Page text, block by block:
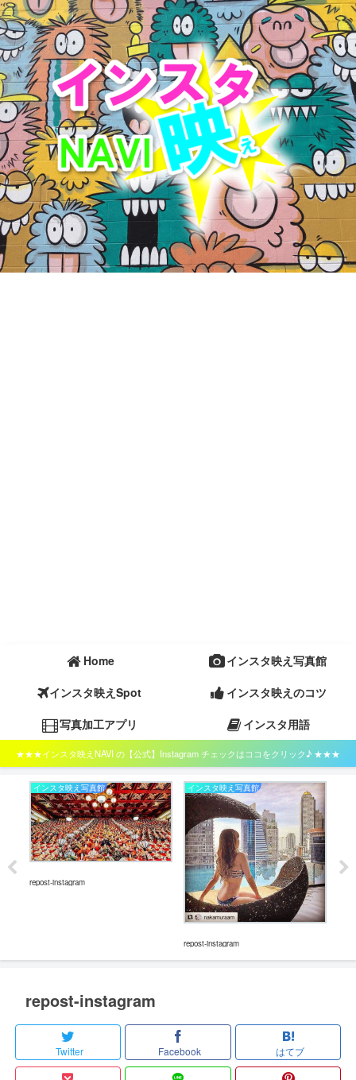
Home
インスタ映え写真館
インスタ映えSpot
インスタ映えのコツ
写真加工アプリ
インスタ用語
★★★インスタ映えNAVI の【公式】Instagram チェックはココをクリック♪ ★★★
インスタ映え写真館
repost-instagram
インスタ映え写真館
repost-instagram
repost-instagram
Twitter Facebook はてブ